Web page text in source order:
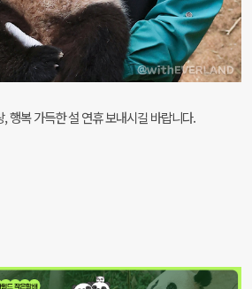
행복 가득한 설 연휴 보내시길 바랍니다.